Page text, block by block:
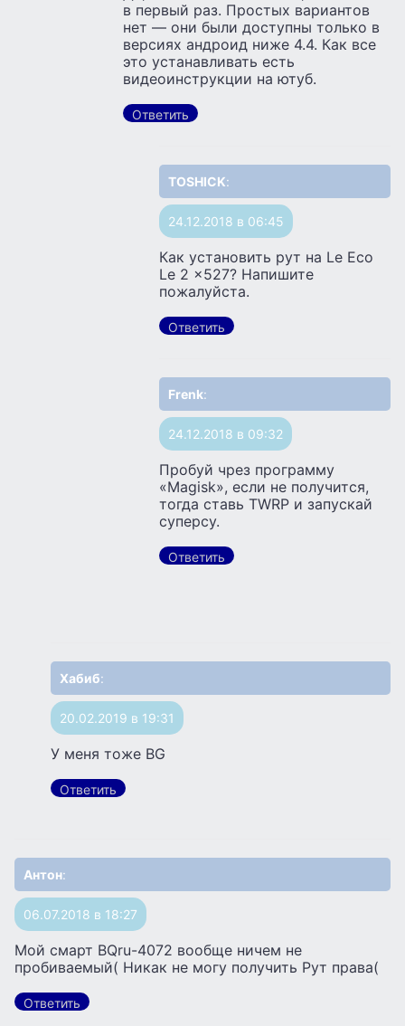
в первый раз. Простых вариантов
нет — они были доступны только в
версиях андроид ниже 4.4. Как все
это устанавливать есть
видеоинструкции на ютуб.
Ответить
TOSHICK:
24.12.2018 в 06:45
Как установить рут на Le Eco
Le 2 x527? Напишите
пожалуйста.
Ответить
Frenk:
24.12.2018 в 09:32
Пробуй чрез программу
«Magisk», если не получится,
тогда ставь TWRP и запускай
суперсу.
Ответить
Хабиб:
20.02.2019 в 19:31
У меня тоже BG
Ответить
Антон:
06.07.2018 в 18:27
Мой смарт BQru-4072 вообще ничем не
пробиваемый( Никак не могу получить Рут права(
Ответить